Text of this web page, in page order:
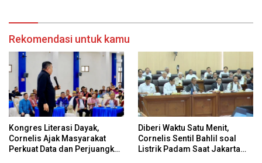
Rekomendasi untuk kamu
Kongres Literasi Dayak,
Cornelis Ajak Masyarakat
Perkuat Data dan Perjuangkan
Diberi Waktu Satu Menit,
Cornelis Sentil Bahlil soal
Listrik Padam Saat Jakarta